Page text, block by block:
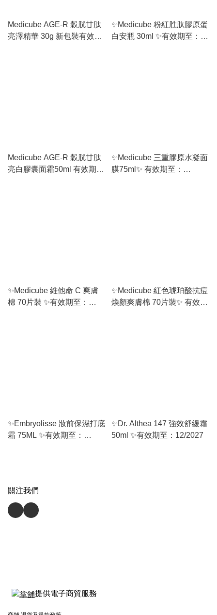
Medicube AGE-R 穀胱甘肽
亮澤精華 30g 新包裝有效期
✨Medicube 粉紅胜肽膠原蛋
白安瓶 30ml ✨有效期至：
Medicube AGE-R 穀胱甘肽
亮白膠囊面霜50ml 有效期
✨Medicube 三重膠原水凝面
膜75ml✨ 有效期至：
✨Medicube 維他命 C 爽膚
棉 70片裝 ✨有效期至：
✨Medicube 紅色琥珀酸抗痘
煥顏爽膚棉 70片裝✨ 有效期
✨Embryolisse 妝前保濕打底
霜 75ML ✨有效期至：
✨Dr. Althea 147 強效舒緩霜
50ml ✨有效期至：12/2027
關注我們
提供電子商貿服務